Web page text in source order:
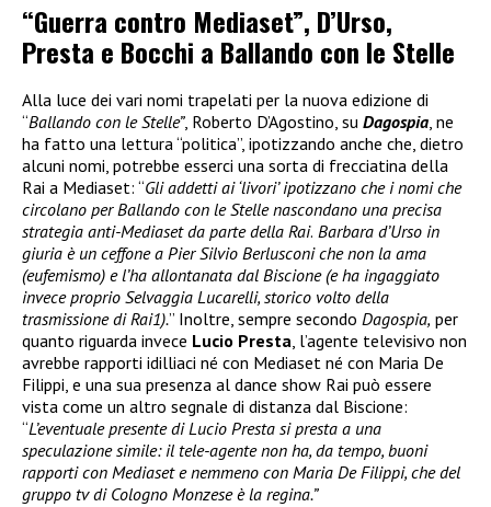
“Guerra contro Mediaset”, D’Urso,
Presta e Bocchi a Ballando con le Stelle
Alla luce dei vari nomi trapelati per la nuova edizione di
“Ballando con le Stelle”, Roberto D’Agostino, su Dagospia, ne
ha fatto una lettura “politica”, ipotizzando anche che, dietro
alcuni nomi, potrebbe esserci una sorta di frecciatina della
Rai a Mediaset: “Gli addetti ai ‘livori’ ipotizzano che i nomi che
circolano per Ballando con le Stelle nascondano una precisa
strategia anti-Mediaset da parte della Rai. Barbara d’Urso in
giuria è un ceffone a Pier Silvio Berlusconi che non la ama
(eufemismo) e l’ha allontanata dal Biscione (e ha ingaggiato
invece proprio Selvaggia Lucarelli, storico volto della
trasmissione di Rai1).” Inoltre, sempre secondo Dagospia, per
quanto riguarda invece Lucio Presta, l’agente televisivo non
avrebbe rapporti idilliaci né con Mediaset né con Maria De
Filippi, e una sua presenza al dance show Rai può essere
vista come un altro segnale di distanza dal Biscione:
“L’eventuale presente di Lucio Presta si presta a una
speculazione simile: il tele-agente non ha, da tempo, buoni
rapporti con Mediaset e nemmeno con Maria De Filippi, che del
gruppo tv di Cologno Monzese è la regina.”